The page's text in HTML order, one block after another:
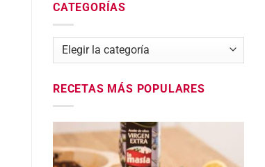
CATEGORÍAS
Categorías
RECETAS MÁS POPULARES